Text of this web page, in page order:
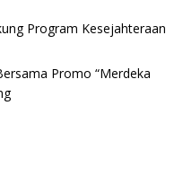
Program Kesejahteraan
Promo “Merdeka